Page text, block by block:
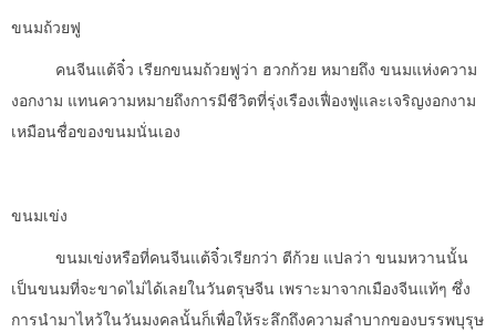
ขนมถ้วยฟู
คนจีนแต้จิ๋ว เรียกขนมถ้วยฟูว่า ฮวกก้วย หมายถึง ขนมแห่งความ
งอกงาม แทนความหมายถึงการมีชีวิตที่รุ่งเรืองเฟื่องฟูและเจริญงอกงาม
เหมือนชื่อของขนมนั่นเอง
ขนมเข่ง
ขนมเข่งหรือที่คนจีนแต้จิ๋วเรียกว่า ตีก้วย แปลว่า ขนมหวานนั้น
เป็นขนมที่จะขาดไม่ได้เลยในวันตรุษจีน เพราะมาจากเมืองจีนแท้ๆ ซึ่ง
การนำมาไหว้ในวันมงคลนั้นก็เพื่อให้ระลึกถึงความลำบากของบรรพบุรุษ